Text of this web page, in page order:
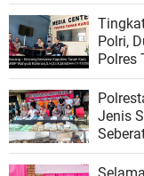
Polri,
Polres
Jenis